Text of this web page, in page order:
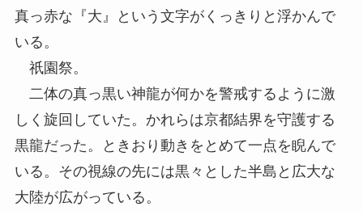
真っ赤な『大』という文字がくっきりと浮かんで
いる。
祇園祭。
二体の真っ黒い神龍が何かを警戒するように激
しく旋回していた。かれらは京都結界を守護する
黒龍だった。ときおり動きをとめて一点を睨んで
いる。その視線の先には黒々とした半島と広大な
大陸が広がっている。